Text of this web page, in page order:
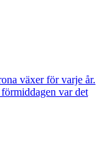
växer för varje år.
var det